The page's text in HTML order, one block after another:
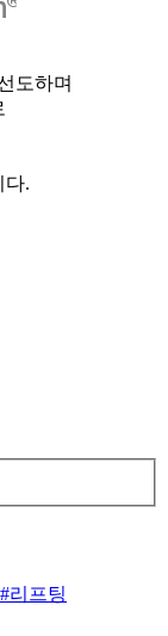
도하며
다.
#리프팅